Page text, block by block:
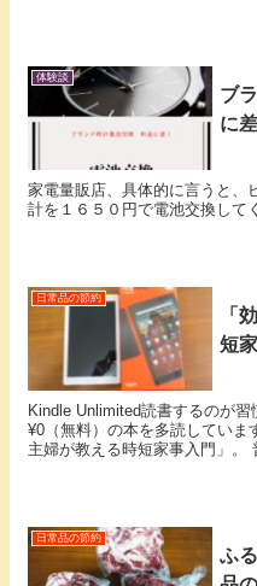
体験談
ブ
に
家電量販店、具体的に言うと、
計を１６５０円で電池交換して
日常品の節約
「
短
Kindle Unlimited読書するのが
¥0（無料）の本を多読していま
主婦が教える時短家事入門」。
日常品の節約
ふ